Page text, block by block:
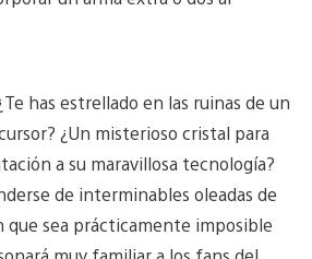
has estrellado en las ruinas de un
¿Un misterioso cristal para
a su maravillosa tecnología?
de interminables oleadas de
que sea prácticamente imposible